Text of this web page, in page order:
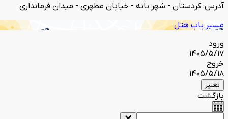
آدرس: کردستان - شهر بانه - خیابان مطهری - میدان فرمانداری
مسیر یاب هتل
ورود
1405/5/17
خروج
1405/5/18
تغییر
بازگشت